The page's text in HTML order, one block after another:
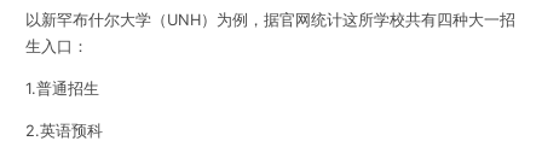
以新罕布什尔大学（UNH）为例，据官网统计这所学校共有四种大一招
生入口：
1.普通招生
2.英语预科